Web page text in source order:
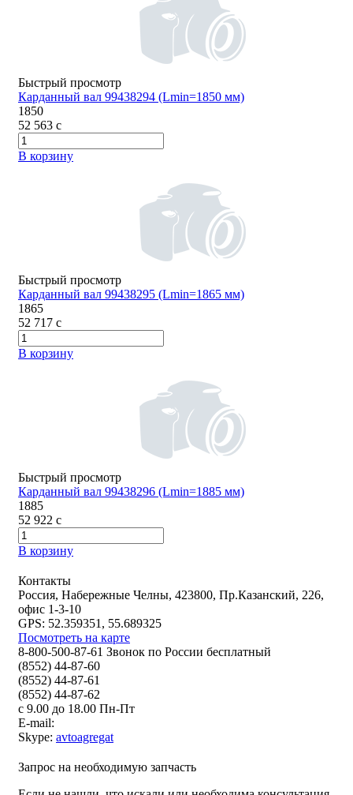
Быстрый просмотр
Карданный вал 99438294 (Lmin=1850 мм)
1850
52 563 c
В корзину
Быстрый просмотр
Карданный вал 99438295 (Lmin=1865 мм)
1865
52 717 c
В корзину
Быстрый просмотр
Карданный вал 99438296 (Lmin=1885 мм)
1885
52 922 c
В корзину
Контакты
Россия, Набережные Челны, 423800, Пр.Казанский, 226,
офис 1-3-10
GPS: 52.359351, 55.689325
Посмотреть на карте
8-800-500-87-61 Звонок по России бесплатный
(8552) 44-87-60
(8552) 44-87-61
(8552) 44-87-62
с 9.00 до 18.00 Пн-Пт
E-mail:
Skype: avtoagregat
Запрос на необходимую запчасть